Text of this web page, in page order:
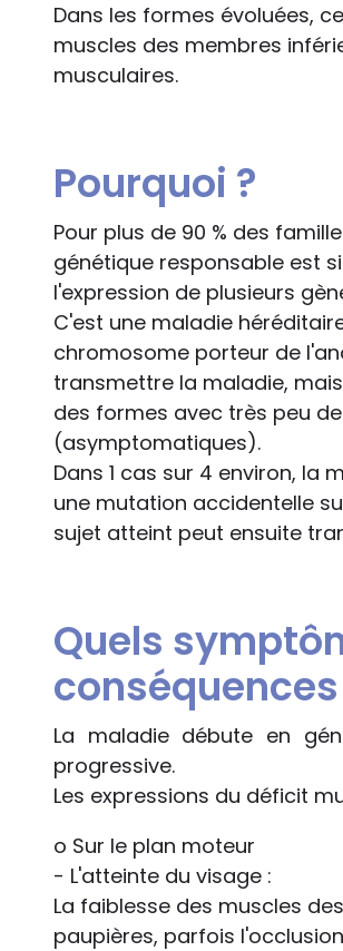
Dans les formes évoluées,
muscles des membres
musculaires.
Pourquoi ?
Pour plus de 90 % des
génétique responsable est
l'expression de plusieurs
C'est une maladie
chromosome porteur de
transmettre la maladie,
des formes avec très peu
(asymptomatiques).
Dans 1 cas sur 4 environ, la
une mutation accidentelle
sujet atteint peut ensuite
Quels
conséquences
La maladie débute en
progressive.
Les expressions du déficit
o Sur le plan moteur
- L'atteinte du visage :
La faiblesse des muscles
paupières, parfois